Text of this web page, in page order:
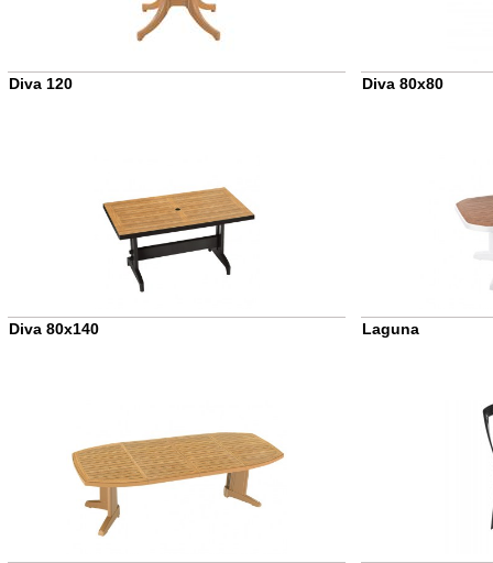
Diva 120 Diva 80x80
Diva 80x140 Laguna